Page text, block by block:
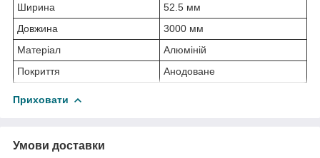
Ширина
52.5 мм
Довжина
3000 мм
Матеріал
Алюміній
Покриття
Анодоване
Приховати
Умови доставки